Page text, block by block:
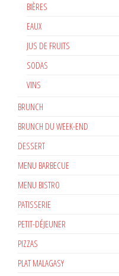
BIÈRES
EAUX
JUS DE FRUITS
SODAS
VINS
BRUNCH
BRUNCH DU WEEK-END
DESSERT
MENU BARBECUE
MENU BISTRO
PATISSERIE
PETIT-DÉJEUNER
PIZZAS
PLAT MALAGASY